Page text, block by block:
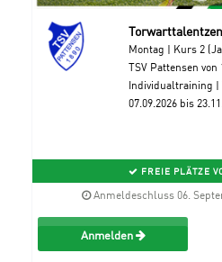
Montag | Kurs 2
TSV Pattensen von
Individualtraining |
07.09.2026 bis
FREIE PLÄTZE
Anmeldeschluss 06.
Anmelden